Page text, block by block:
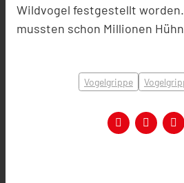
Wildvogel festgestellt
mussten schon Millionen
Vogelgrippe